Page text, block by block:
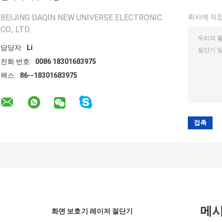
BEIJING DAQIN NEW UNIVERSE ELECTRONIC
CO., LTD.
담당자:
Li
전화 번호:
0086 18301683975
팩스:
86--18301683975
회사에 직
화면 보호기 레이저 절단기 메